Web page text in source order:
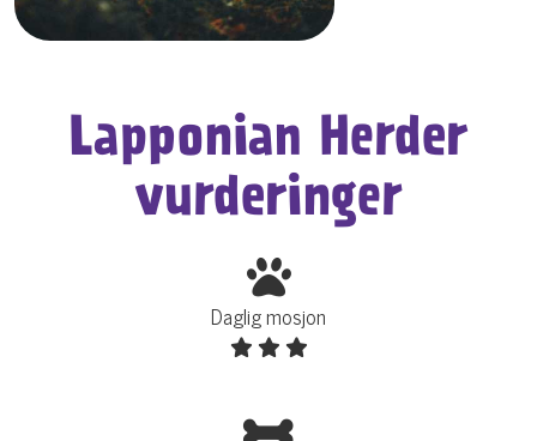
Lapponian Herder
vurderinger
Daglig mosjon